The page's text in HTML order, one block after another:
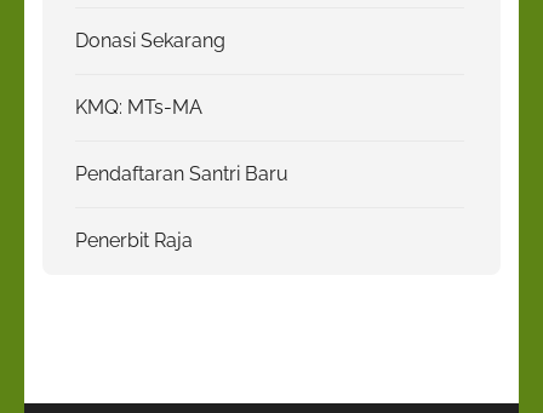
Donasi Sekarang
KMQ: MTs-MA
Pendaftaran Santri Baru
Penerbit Raja